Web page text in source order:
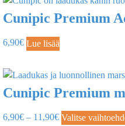
Cunipic Premium
6,90€ Lue lisää
Cunipic Premium
6,90€ – 11,90€ Valitse